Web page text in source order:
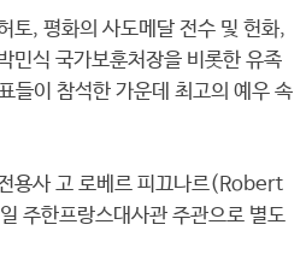
토, 평화의 사도메달 전수 및 헌화,
민식 국가보훈처장을 비롯한 유족
들이 참석한 가운데 최고의 예우 속
용사 고 로베르 피끄나르(Robert
주한프랑스대사관 주관으로 별도